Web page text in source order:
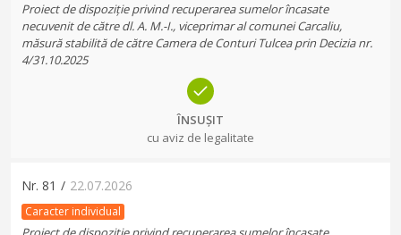
Proiect de dispoziție privind recuperarea sumelor încasate
necuvenit de către dl. A. M.-I., viceprimar al comunei Carcaliu,
măsură stabilită de către Camera de Conturi Tulcea prin Decizia nr.
4/31.10.2025
ÎNSUȘIT
cu aviz de legalitate
Nr. 81 / 22.07.2026
Caracter individual